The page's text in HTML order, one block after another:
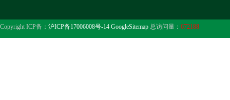
Copyright ICP备： 沪ICP备17006008号-14 GoogleSitemap 总访问量： 672188